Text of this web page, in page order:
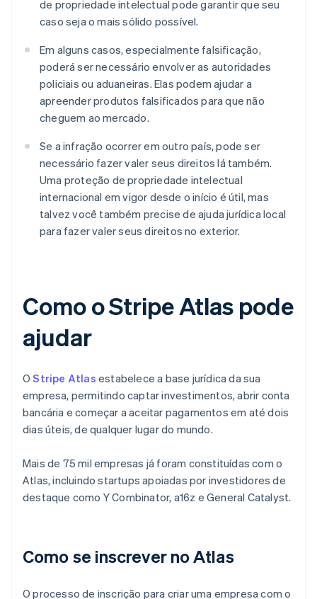
de propriedade intelectual pode garantir que seu
caso seja o mais sólido possível.
Em alguns casos, especialmente falsificação,
poderá ser necessário envolver as autoridades
policiais ou aduaneiras. Elas podem ajudar a
apreender produtos falsificados para que não
cheguem ao mercado.
Se a infração ocorrer em outro país, pode ser
necessário fazer valer seus direitos lá também.
Uma proteção de propriedade intelectual
internacional em vigor desde o início é útil, mas
talvez você também precise de ajuda jurídica local
para fazer valer seus direitos no exterior.
Como o Stripe Atlas pode
ajudar
OStripe Atlas estabelece a base jurídica da sua
empresa, permitindo captar investimentos, abrir conta
bancária e começar a aceitar pagamentos em até dois
dias úteis, de qualquer lugar do mundo.
Mais de 75 mil empresas já foram constituídas com o
Atlas, incluindo startups apoiadas por investidores de
destaque como Y Combinator, a16z e General Catalyst.
Como se inscrever no Atlas
O processo de inscrição para criar uma empresa com o